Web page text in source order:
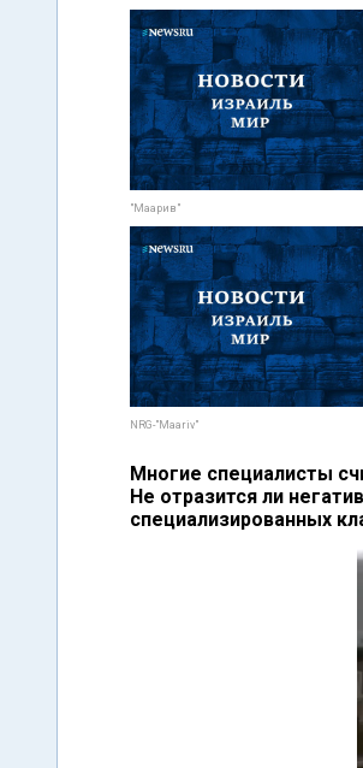
"Маарив"
NRG-"Maariv"
Многие специалисты
Не отразится ли
специализированных